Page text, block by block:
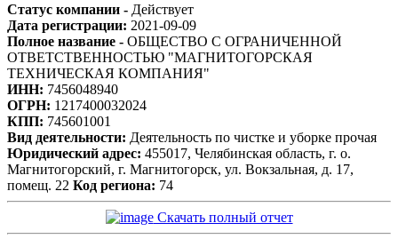
Статус компании - Действует
Дата регистрации: 2021-09-09
Полное название - ОБЩЕСТВО С ОГРАНИЧЕННОЙ
ОТВЕТСТВЕННОСТЬЮ "МАГНИТОГОРСКАЯ
ТЕХНИЧЕСКАЯ КОМПАНИЯ"
ИНН: 7456048940
ОГРН: 1217400032024
КПП: 745601001
Вид деятельности: Деятельность по чистке и уборке прочая
Юридический адрес: 455017, Челябинская область, г. о.
Магнитогорский, г. Магнитогорск, ул. Вокзальная, д. 17,
помещ. 22 Код региона: 74
Скачать полный отчет